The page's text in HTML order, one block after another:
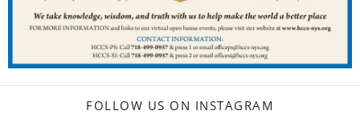
FOLLOW US ON INSTAGRAM